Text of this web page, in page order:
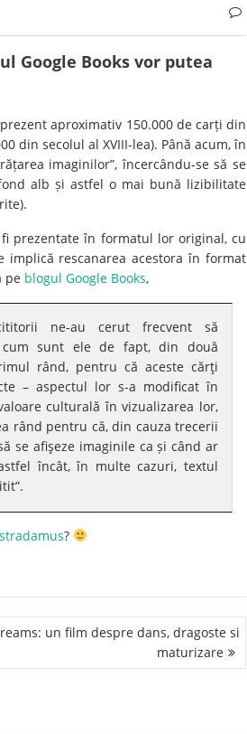
Google Books vor putea
aproximativ 150.000 de carți din
din secolul al XVIII-lea). Până acum, în
imaginilor”, încercându-se să se
alb și astfel o mai bună lizibilitate
prezentate în formatul lor original, cu
rescanarea acestora în format
pe blogul Google Books,
ne-au cerut frecvent să
cum sunt ele de fapt, din două
rând, pentru că aceste cărţi
– aspectul lor s-a modificat în
culturală în vizualizarea lor,
rând pentru că, din cauza trecerii
se afişeze imaginile ca și când ar
încât, în multe cazuri, textul
?
un film despre dans, dragoste si
maturizare